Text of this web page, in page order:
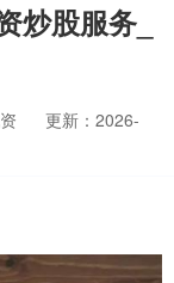
炒股服务_
更新：2026-